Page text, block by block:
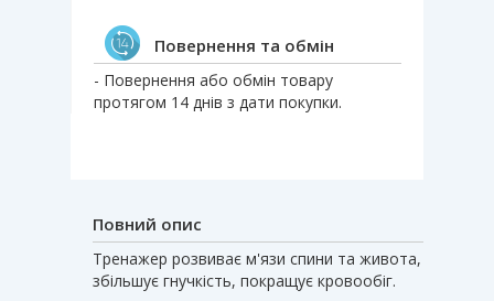
Повернення та обмін
- Повернення або обмін товару
протягом 14 днів з дати покупки.
Повний опис
Тренажер розвиває м'язи спини та живота,
збільшує гнучкість, покращує кровообіг.